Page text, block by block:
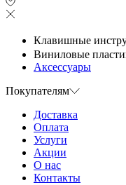
Клавишные
Виниловые
Аксессуары
Покупателям
Доставка
Оплата
Услуги
Акции
О нас
Контакты